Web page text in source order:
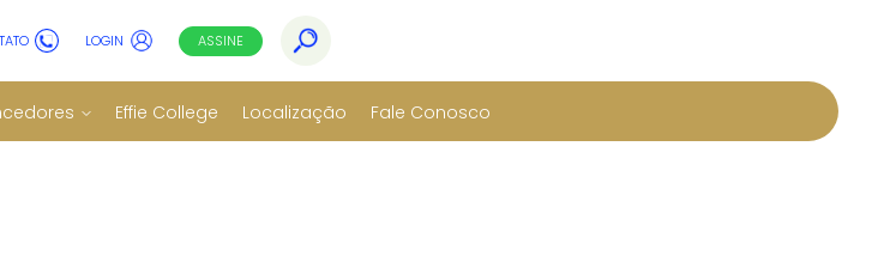
LOGIN ASSINE
Effie College Localização Fale Conosco